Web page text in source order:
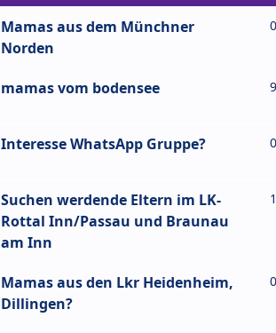
Mamas aus dem Münchner
Norden
mamas vom bodensee
Interesse WhatsApp Gruppe?
Suchen werdende Eltern im LK-
Rottal Inn/Passau und Braunau
am Inn
Mamas aus den Lkr Heidenheim,
Dillingen?